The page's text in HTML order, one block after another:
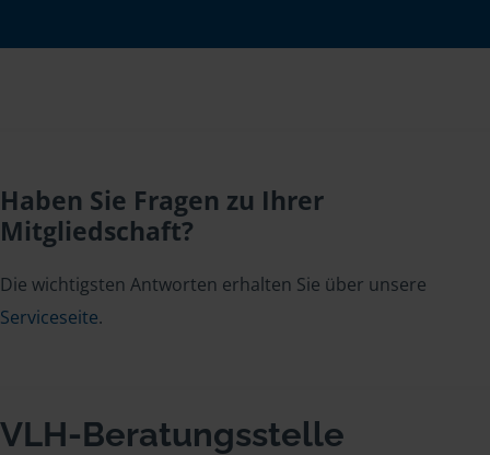
Haben Sie Fragen zu Ihrer
Mitgliedschaft?
Die wichtigsten Antworten erhalten Sie über unsere
Serviceseite.
VLH-Beratungsstelle